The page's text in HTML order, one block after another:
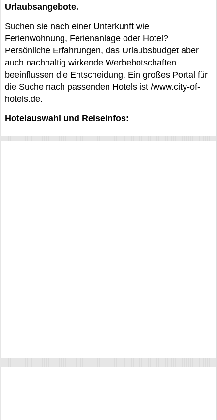
Urlaubsangebote.
Suchen sie nach einer Unterkunft wie
Ferienwohnung, Ferienanlage oder Hotel?
Persönliche Erfahrungen, das Urlaubsbudget aber
auch nachhaltig wirkende Werbebotschaften
beeinflussen die Entscheidung. Ein großes Portal für
die Suche nach passenden Hotels ist /www.city-of-
hotels.de.
Hotelauswahl und Reiseinfos: